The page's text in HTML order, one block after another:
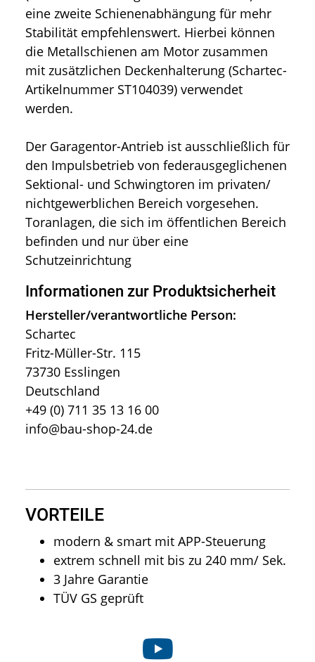
eine zweite Schienenabhängung für mehr
Stabilität empfehlenswert. Hierbei können
die Metallschienen am Motor zusammen
mit zusätzlichen Deckenhalterung (Schartec-
Artikelnummer ST104039) verwendet
werden.
Der Garagentor-Antrieb ist ausschließlich für
den Impulsbetrieb von federausgeglichenen
Sektional- und Schwingtoren im privaten/
nichtgewerblichen Bereich vorgesehen.
Toranlagen, die sich im öffentlichen Bereich
befinden und nur über eine
Schutzeinrichtung
Informationen zur Produktsicherheit
Hersteller/verantwortliche Person:
Schartec
Fritz-Müller-Str. 115
73730 Esslingen
Deutschland
+49 (0) 711 35 13 16 00
info@bau-shop-24.de
VORTEILE
modern & smart mit APP-Steuerung
extrem schnell mit bis zu 240 mm/ Sek.
3 Jahre Garantie
TÜV GS geprüft